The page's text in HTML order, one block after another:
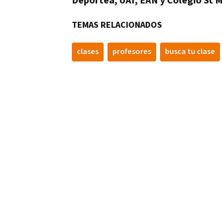
TEMAS RELACIONADOS
clases profesores busca tu clase